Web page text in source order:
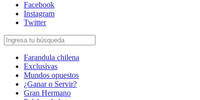
Facebook
Instagram
Twitter
Farandula chilena
Exclusivas
Mundos opuestos
¿Ganar o Servir?
Gran Hermano